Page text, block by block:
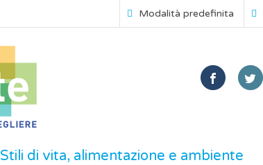
Modalità predefinita
Stili di vita, alimentazione e ambiente